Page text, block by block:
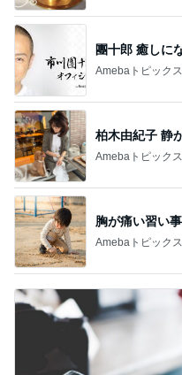
團十郎 癒しに
Amebaトピックス
柏木由紀子 静
Amebaトピックス
胸が痛い習い
Amebaトピックス